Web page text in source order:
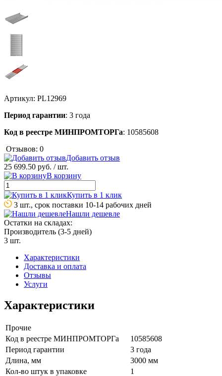
Артикул: PL12969
Период гарантии: 3 года
Код в реестре МИНПРОМТОРГа: 10585608
Отзывов: 0
Добавить отзыв
25 699.50 руб. / шт.
В корзину
Купить в 1 клик
3 шт., срок поставки 10-14 рабочих дней
Нашли дешевле
Остатки на складах:
Производитель (3-5 дней)
3 шт.
Характеристики
Доставка и оплата
Отзывы
Услуги
Характеристики
Прочие
Код в реестре МИНПРОМТОРГа
10585608
Период гарантии
3 года
Длина, мм
3000 мм
Кол-во штук в упаковке
1